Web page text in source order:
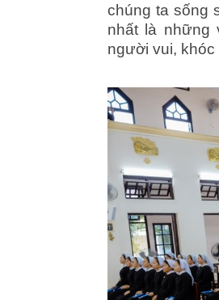
chúng ta sống
nhất là những
người vui,